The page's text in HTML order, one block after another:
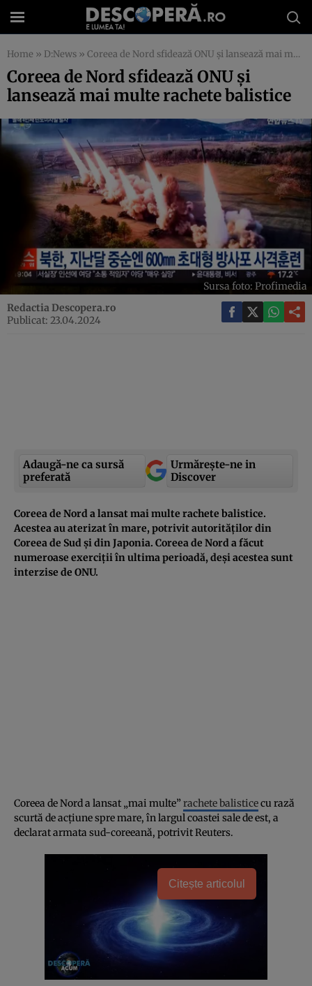
Home » D:News » Coreea de Nord sfidează ONU și lansează mai multe rachete balistice
Coreea de Nord sfidează ONU și
lansează mai multe rachete balistice
Sursa foto: Profimedia
Redactia Descopera.ro
Publicat: 23.04.2024
Adaugă-ne ca sursă
preferată
Urmărește-ne in
Discover
Coreea de Nord a lansat mai multe rachete balistice.
Acestea au aterizat în mare, potrivit autorităților din
Coreea de Sud și din Japonia. Coreea de Nord a făcut
numeroase exerciții în ultima perioadă, deși acestea sunt
interzise de ONU.
Coreea de Nord a lansat „mai multe” rachete balisticecu rază
scurtă de acțiune spre mare, în largul coastei sale de est, a
declarat armata sud-coreeană, potrivit Reuters.
Citește articolul